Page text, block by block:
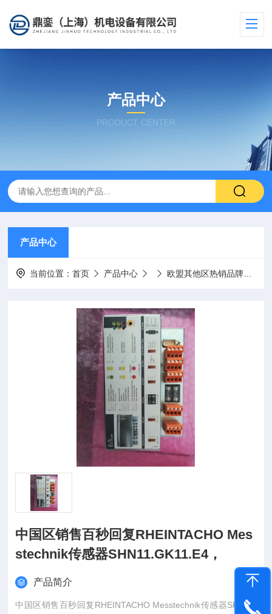
产品中心
PRODUCT CENTER
产品中心
当前位置：首页 产品中心 欧盟其他区热销品牌
中国区销售百秒回复RHEINTACHO Mes
stechnik传感器SHN11.GK11.E4，
产品简介
中国区销售百秒回复RHEINTACHO Messtechnik传感器SHN11.